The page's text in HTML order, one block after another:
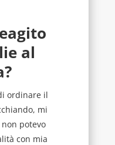
al
ordinare il
mi
potevo
con mia